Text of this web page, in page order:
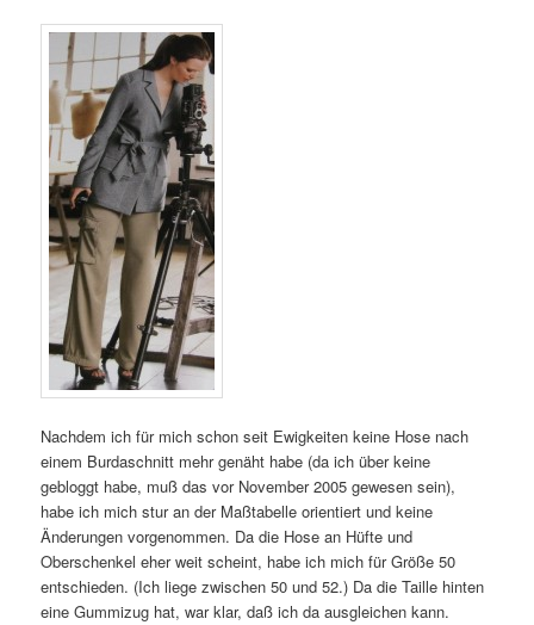
Nachdem ich für mich schon seit Ewigkeiten keine Hose nach
einem Burdaschnitt mehr genäht habe (da ich über keine
gebloggt habe, muß das vor November 2005 gewesen sein),
habe ich mich stur an der Maßtabelle orientiert und keine
Änderungen vorgenommen. Da die Hose an Hüfte und
Oberschenkel eher weit scheint, habe ich mich für Größe 50
entschieden. (Ich liege zwischen 50 und 52.) Da die Taille hinten
eine Gummizug hat, war klar, daß ich da ausgleichen kann.